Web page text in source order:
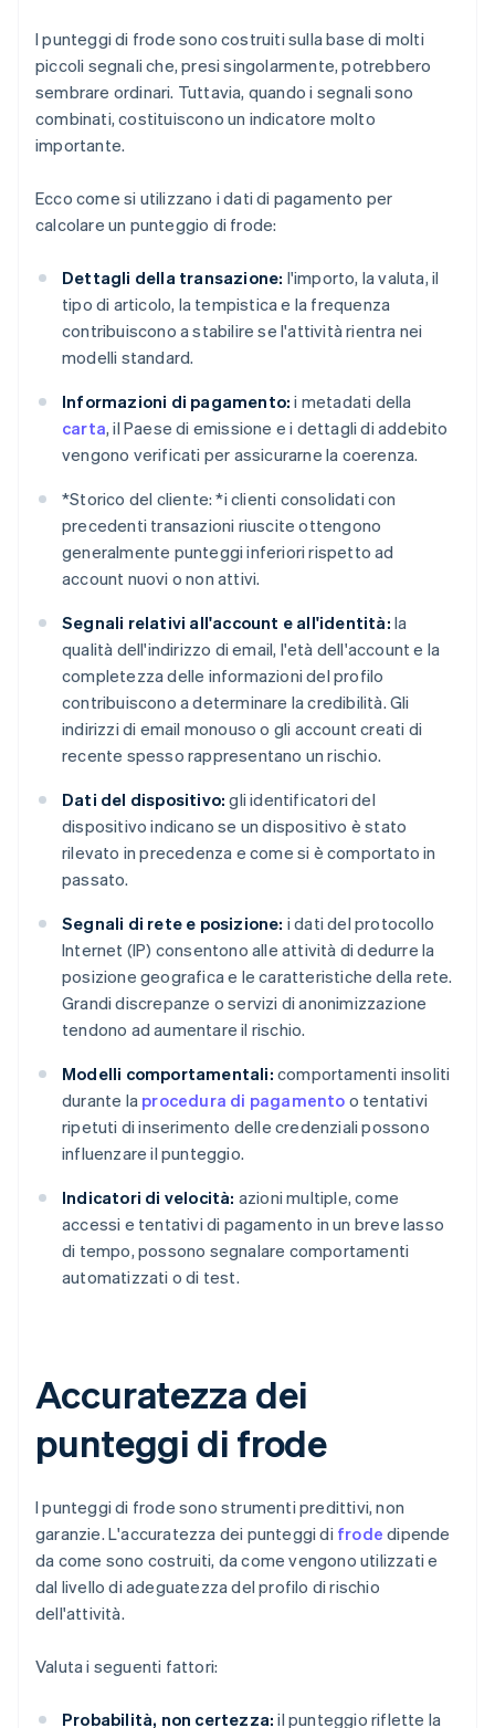
I punteggi di frode sono costruiti sulla base di molti
piccoli segnali che, presi singolarmente, potrebbero
sembrare ordinari. Tuttavia, quando i segnali sono
combinati, costituiscono un indicatore molto
importante.
Ecco come si utilizzano i dati di pagamento per
calcolare un punteggio di frode:
Dettagli della transazione: l'importo, la valuta, il
tipo di articolo, la tempistica e la frequenza
contribuiscono a stabilire se l'attività rientra nei
modelli standard.
Informazioni di pagamento: i metadati della
carta, il Paese di emissione e i dettagli di addebito
vengono verificati per assicurarne la coerenza.
*Storico del cliente: *i clienti consolidati con
precedenti transazioni riuscite ottengono
generalmente punteggi inferiori rispetto ad
account nuovi o non attivi.
Segnali relativi all'account e all'identità: la
qualità dell'indirizzo di email, l'età dell'account e la
completezza delle informazioni del profilo
contribuiscono a determinare la credibilità. Gli
indirizzi di email monouso o gli account creati di
recente spesso rappresentano un rischio.
Dati del dispositivo: gli identificatori del
dispositivo indicano se un dispositivo è stato
rilevato in precedenza e come si è comportato in
passato.
Segnali di rete e posizione: i dati del protocollo
Internet (IP) consentono alle attività di dedurre la
posizione geografica e le caratteristiche della rete.
Grandi discrepanze o servizi di anonimizzazione
tendono ad aumentare il rischio.
Modelli comportamentali: comportamenti insoliti
durante la procedura di pagamento o tentativi
ripetuti di inserimento delle credenziali possono
influenzare il punteggio.
Indicatori di velocità: azioni multiple, come
accessi e tentativi di pagamento in un breve lasso
di tempo, possono segnalare comportamenti
automatizzati o di test.
Accuratezza dei
punteggi di frode
I punteggi di frode sono strumenti predittivi, non
garanzie. L'accuratezza dei punteggi di frode dipende
da come sono costruiti, da come vengono utilizzati e
dal livello di adeguatezza del profilo di rischio
dell'attività.
Valuta i seguenti fattori:
Probabilità, non certezza: il punteggio riflette la